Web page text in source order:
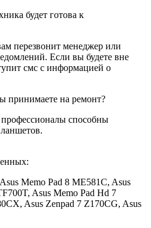
будет готова к
перезвонит менеджер или
Если вы будете вне
смс с информацией о
принимаете на ремонт?
способны
Memo Pad 8 ME581C, Asus
Asus Memo Pad Hd 7
Asus Zenpad 7 Z170CG, Asus